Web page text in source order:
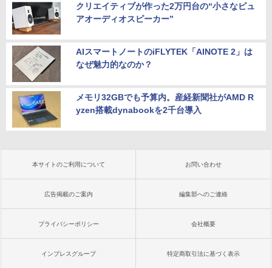
クリエイティブが作った2万円台の“小さなピュ
アオーディオスピーカー”
AIスマートノートのiFLYTEK「AINOTE 2」は
なぜ魅力的なのか？
メモリ32GBでも予算内。産経新聞社がAMD R
yzen搭載dynabookを2千台導入
本サイトのご利用について お問い合わせ
広告掲載のご案内 編集部へのご連絡
プライバシーポリシー 会社概要
インプレスグループ 特定商取引法に基づく表示